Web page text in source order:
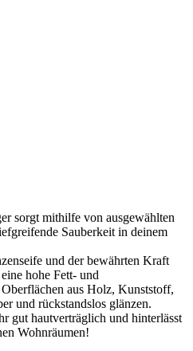
sorgt mithilfe von ausgewählten
Sauberkeit in deinem
und der bewährten Kraft
hohe Fett- und
aus Holz, Kunststoff,
und rückstandslos glänzen.
gut hautverträglich und hinterlässt
Wohnräumen!